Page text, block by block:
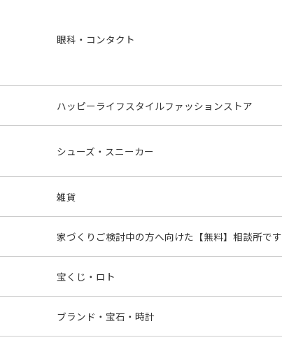
眼科・コンタクト
ハッピーライフスタイルファッションストア
シューズ・スニーカー
雑貨
家づくりご検討中の方へ向けた【無料】相談所です
宝くじ・ロト
ブランド・宝石・時計